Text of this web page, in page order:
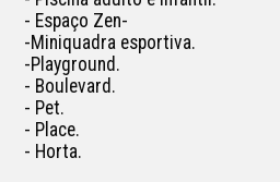
- Espaço Zen-
-Miniquadra esportiva.
-Playground.
- Boulevard.
- Pet.
- Place.
- Horta.